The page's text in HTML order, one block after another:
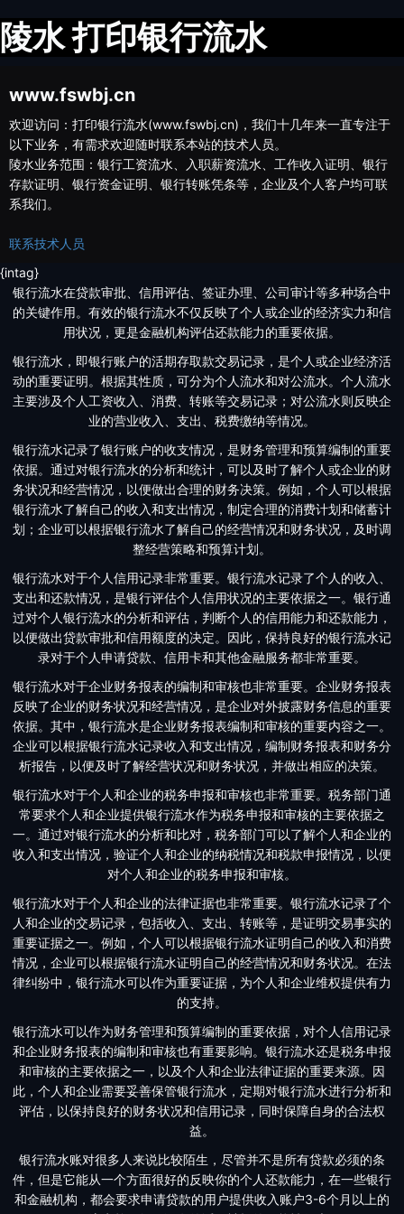
陵水 打印银行流水
www.fswbj.cn
欢迎访问：打印银行流水(www.fswbj.cn)，我们十几年来一直专注于
以下业务，有需求欢迎随时联系本站的技术人员。
陵水业务范围：银行工资流水、入职薪资流水、工作收入证明、银行
存款证明、银行资金证明、银行转账凭条等，企业及个人客户均可联
系我们。
联系技术人员
{intag}
银行流水在贷款审批、信用评估、签证办理、公司审计等多种场合中
的关键作用。有效的银行流水不仅反映了个人或企业的经济实力和信
用状况，更是金融机构评估还款能力的重要依据。
银行流水，即银行账户的活期存取款交易记录，是个人或企业经济活
动的重要证明。根据其性质，可分为个人流水和对公流水。个人流水
主要涉及个人工资收入、消费、转账等交易记录；对公流水则反映企
业的营业收入、支出、税费缴纳等情况。
银行流水记录了银行账户的收支情况，是财务管理和预算编制的重要
依据。通过对银行流水的分析和统计，可以及时了解个人或企业的财
务状况和经营情况，以便做出合理的财务决策。例如，个人可以根据
银行流水了解自己的收入和支出情况，制定合理的消费计划和储蓄计
划；企业可以根据银行流水了解自己的经营情况和财务状况，及时调
整经营策略和预算计划。
银行流水对于个人信用记录非常重要。银行流水记录了个人的收入、
支出和还款情况，是银行评估个人信用状况的主要依据之一。银行通
过对个人银行流水的分析和评估，判断个人的信用能力和还款能力，
以便做出贷款审批和信用额度的决定。因此，保持良好的银行流水记
录对于个人申请贷款、信用卡和其他金融服务都非常重要。
银行流水对于企业财务报表的编制和审核也非常重要。企业财务报表
反映了企业的财务状况和经营情况，是企业对外披露财务信息的重要
依据。其中，银行流水是企业财务报表编制和审核的重要内容之一。
企业可以根据银行流水记录收入和支出情况，编制财务报表和财务分
析报告，以便及时了解经营状况和财务状况，并做出相应的决策。
银行流水对于个人和企业的税务申报和审核也非常重要。税务部门通
常要求个人和企业提供银行流水作为税务申报和审核的主要依据之
一。通过对银行流水的分析和比对，税务部门可以了解个人和企业的
收入和支出情况，验证个人和企业的纳税情况和税款申报情况，以便
对个人和企业的税务申报和审核。
银行流水对于个人和企业的法律证据也非常重要。银行流水记录了个
人和企业的交易记录，包括收入、支出、转账等，是证明交易事实的
重要证据之一。例如，个人可以根据银行流水证明自己的收入和消费
情况，企业可以根据银行流水证明自己的经营情况和财务状况。在法
律纠纷中，银行流水可以作为重要证据，为个人和企业维权提供有力
的支持。
银行流水可以作为财务管理和预算编制的重要依据，对个人信用记录
和企业财务报表的编制和审核也有重要影响。银行流水还是税务申报
和审核的主要依据之一，以及个人和企业法律证据的重要来源。因
此，个人和企业需要妥善保管银行流水，定期对银行流水进行分析和
评估，以保持良好的财务状况和信用记录，同时保障自身的合法权
益。
银行流水账对很多人来说比较陌生，尽管并不是所有贷款必须的条
件，但是它能从一个方面很好的反映你的个人还款能力，在一些银行
和金融机构，都会要求申请贷款的用户提供收入账户3-6个月以上的